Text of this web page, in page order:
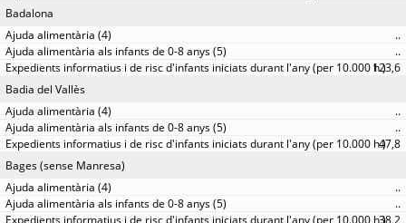
Badalona
..
..
123,6
Badia del Vallès
..
..
47,8
Bages (sense Manresa)
..
..
38,2